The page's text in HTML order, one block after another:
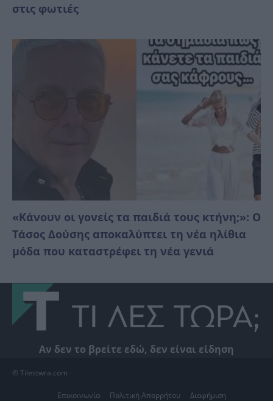
στις φωτιές
«Κάνουν οι γονείς τα παιδιά τους κτήνη;»: Ο
Τάσος Δούσης αποκαλύπτει τη νέα ηλίθια
μόδα που καταστρέφει τη νέα γενιά
Αν δεν το βρείτε εδώ, δεν είναι είδηση
© Tilestwra.com
Επικοινωνία Πολιτική Απορρήτου Διαφήμιση